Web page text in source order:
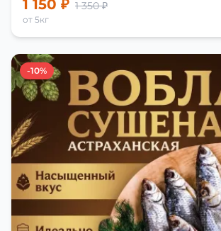
1 150 ₽ 1 350 ₽
от 5кг
-10%